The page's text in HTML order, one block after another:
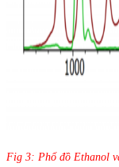
Fig 3: Phổ đồ Ethanol